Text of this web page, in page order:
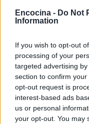
Encocina - Do Not
Information
If you wish to opt-out
processing of your
targeted advertising
section to confirm
opt-out request is
interest-based ads
us or personal
your opt-out. You may
El Cártel de
Expansión en
La expansión del
Europa representa un
narcotráfico
Anna Innocenti · 23 Nov